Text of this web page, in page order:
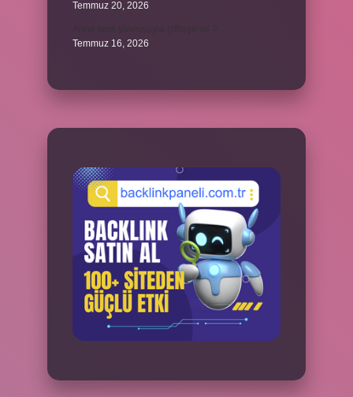
Temmuz 20, 2026
Temmuz 16, 2026